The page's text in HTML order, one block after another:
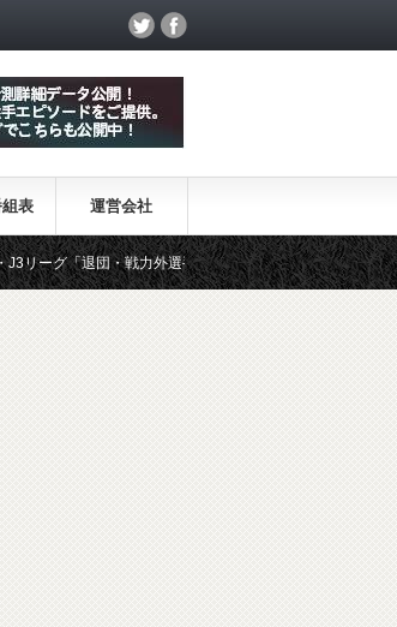
組表 運営会社
・戦力外選手＆新加入選手」 DAZN番組・